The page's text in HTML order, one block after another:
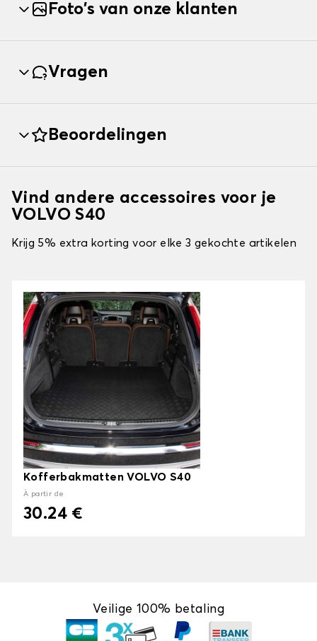
Foto's van onze klanten
Vragen
Beoordelingen
Vind andere accessoires voor je
VOLVO S40
Krijg 5% extra korting voor elke 3 gekochte artikelen
Kofferbakmatten VOLVO S40
À partir de
30.24 €
Veilige 100% betaling